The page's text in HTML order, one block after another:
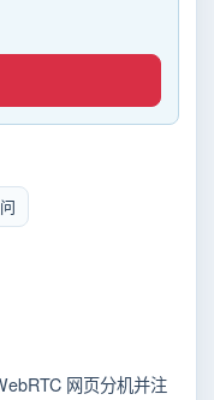
网页分机并注